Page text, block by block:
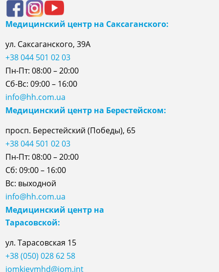
Медицинский центр на Саксаганского:
ул. Саксаганского, 39А
+38 044 501 02 03
Пн-Пт: 08:00 – 20:00
Сб-Вс: 09:00 – 16:00
info@hh.com.ua
Медицинский центр на Берестейском:
просп. Берестейский (Победы), 65
+38 044 501 02 03
Пн-Пт: 08:00 – 20:00
Сб: 09:00 – 16:00
Вс: выходной
info@hh.com.ua
Медицинский центр на
Тарасовской:
ул.Тарасовская 15
+38 (050) 028 62 58
iomkievmhd@iom.int